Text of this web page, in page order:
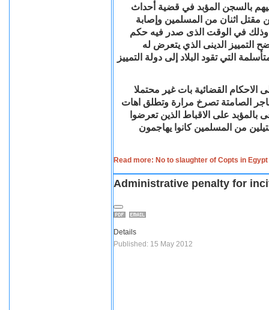
ضد 12 قبطي ،وقضى عليهم بالسجن المؤبد في قضية أحداث
اثنان من المسلمين وإصابة
،وذلك في الوقت الذى صدر فيه حكم
التمييز الدينى الذي يتعرض له
التي تقود البلاد إلى دولة التمييز
القضائية بات غير محتملا
الصامتة تصرخ مرارة وتطلق اهات
بالمؤبد على الاقباط الذين تعرضوا
من المسلمين كانوا يهاجمون
Read more: No to slaughter of Copts in
Administrative penalty for
Details
Published: 15 May 2012